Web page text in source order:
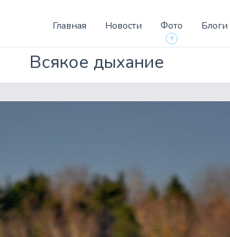
Главная Новости
Фото
+
Блоги
Всякое дыхание